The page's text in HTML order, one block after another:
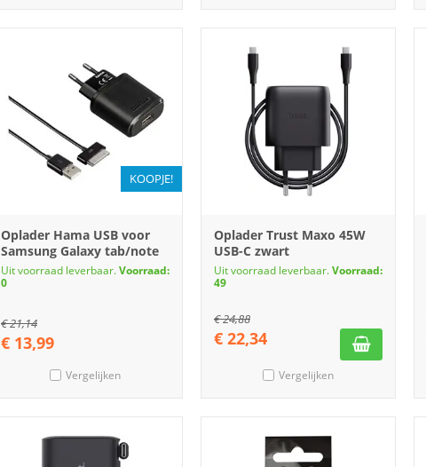
KOOPJE!
Oplader Hama USB voor
Samsung Galaxy tab/note
Uit voorraad leverbaar.Voorraad:
0
€21,14
€ 13,99
Vergelijken
Oplader Trust Maxo 45W
USB-C zwart
Uit voorraad leverbaar.Voorraad:
49
€24,88
€ 22,34
Vergelijken